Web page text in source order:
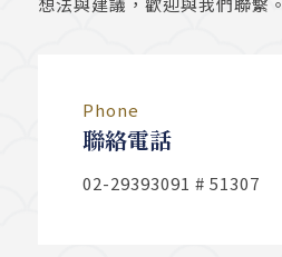
Phone
聯絡電話
02-29393091 # 51307